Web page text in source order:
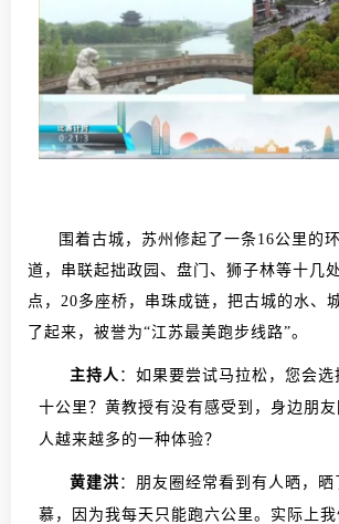
围着古城，苏州修起了一条16公里的
道，串联起拙政园、盘门、狮子林等十几
点，20多座桥，串珠成链，把古城的水、
了起来，被誉为“江苏最美跑步线路”。
主持人 ：如果要尝试马拉松，您会
十公里？黄教授有没有感受到，身边朋
人越来越多的一种体验？
黄建洪 ：朋友圈经常看到有人晒，
慕，因为我每天只能跑六公里。实际上